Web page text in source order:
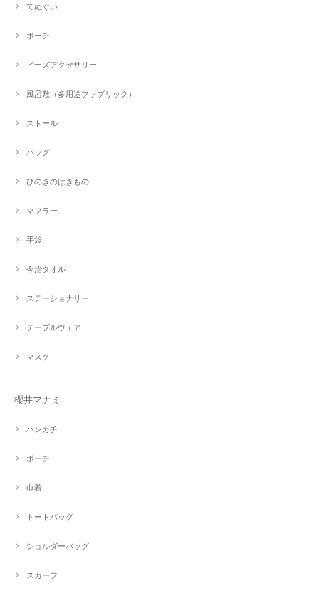
てぬぐい
ポーチ
ビーズアクセサリー
風呂敷（多用途ファブリック）
ストール
バッグ
ひのきのはきもの
マフラー
手袋
今治タオル
ステーショナリー
テーブルウェア
マスク
櫻井マナミ
ハンカチ
ポーチ
巾着
トートバッグ
ショルダーバッグ
スカーフ